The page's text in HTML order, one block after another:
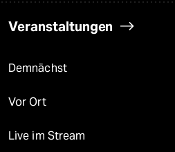
Veranstaltungen
Demnächst
Vor Ort
Live im Stream